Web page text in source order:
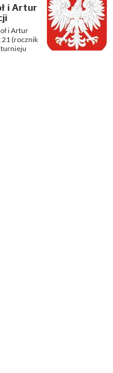
i Artur
i Artur
21 (rocznik
turnieju